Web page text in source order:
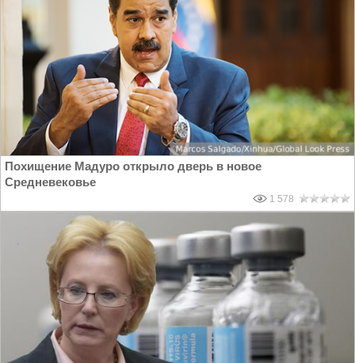
Похищение Мадуро открыло дверь в новое
Средневековье
1 578